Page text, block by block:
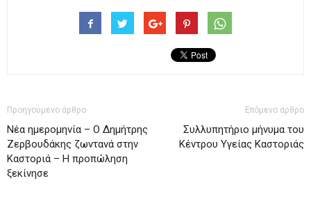
Προηγούμενο άρθρο
Νέα ημερομηνία – Ο Δημήτρης
Ζερβουδάκης ζωντανά στην
Καστοριά – Η προπώληση
ξεκίνησε
Επόμενο άρθρο
Συλλυπητήριο μήνυμα του
Κέντρου Υγείας Καστοριάς